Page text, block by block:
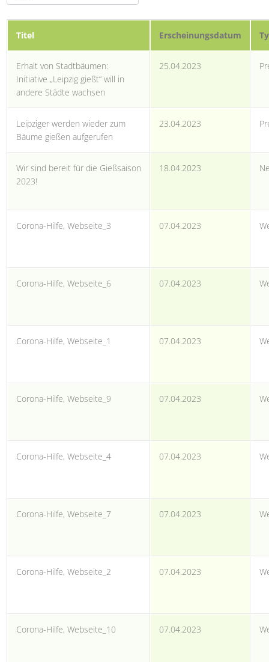
Titel Erscheinungsdatum
Erhalt von Stadtbäumen:
Initiative „Leipzig gießt“ will in
andere Städte wachsen
25.04.2023
Leipziger werden wieder zum
Bäume gießen aufgerufen
23.04.2023
Wir sind bereit für die Gießsaison
2023!
18.04.2023
Corona-Hilfe, Webseite_3 07.04.2023
Corona-Hilfe, Webseite_6 07.04.2023
Corona-Hilfe, Webseite_1 07.04.2023
Corona-Hilfe, Webseite_9 07.04.2023
Corona-Hilfe, Webseite_4 07.04.2023
Corona-Hilfe, Webseite_7 07.04.2023
Corona-Hilfe, Webseite_2 07.04.2023
Corona-Hilfe, Webseite_10 07.04.2023